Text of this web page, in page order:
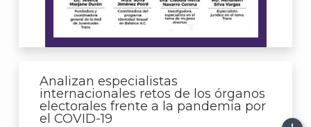
Analizan especialistas
internacionales retos de los órganos
electorales frente a la pandemia por
el COVID-19